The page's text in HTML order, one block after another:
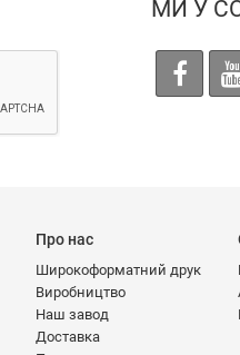
МИ У
Про нас
Широкоформатний друк
Виробництво
Наш завод
Доставка